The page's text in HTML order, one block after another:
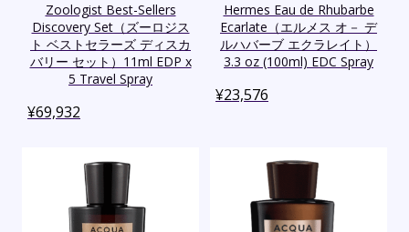
Zoologist Best-Sellers
Discovery Set（ズーロジス
ト ベストセラーズ ディスカ
バリー セット）11ml EDP x
5 Travel Spray
¥69,932
Hermes Eau de Rhubarbe
Ecarlate（エルメス オ－ デ
ルハバーブ エクラレイト）
3.3 oz (100ml) EDC Spray
¥23,576